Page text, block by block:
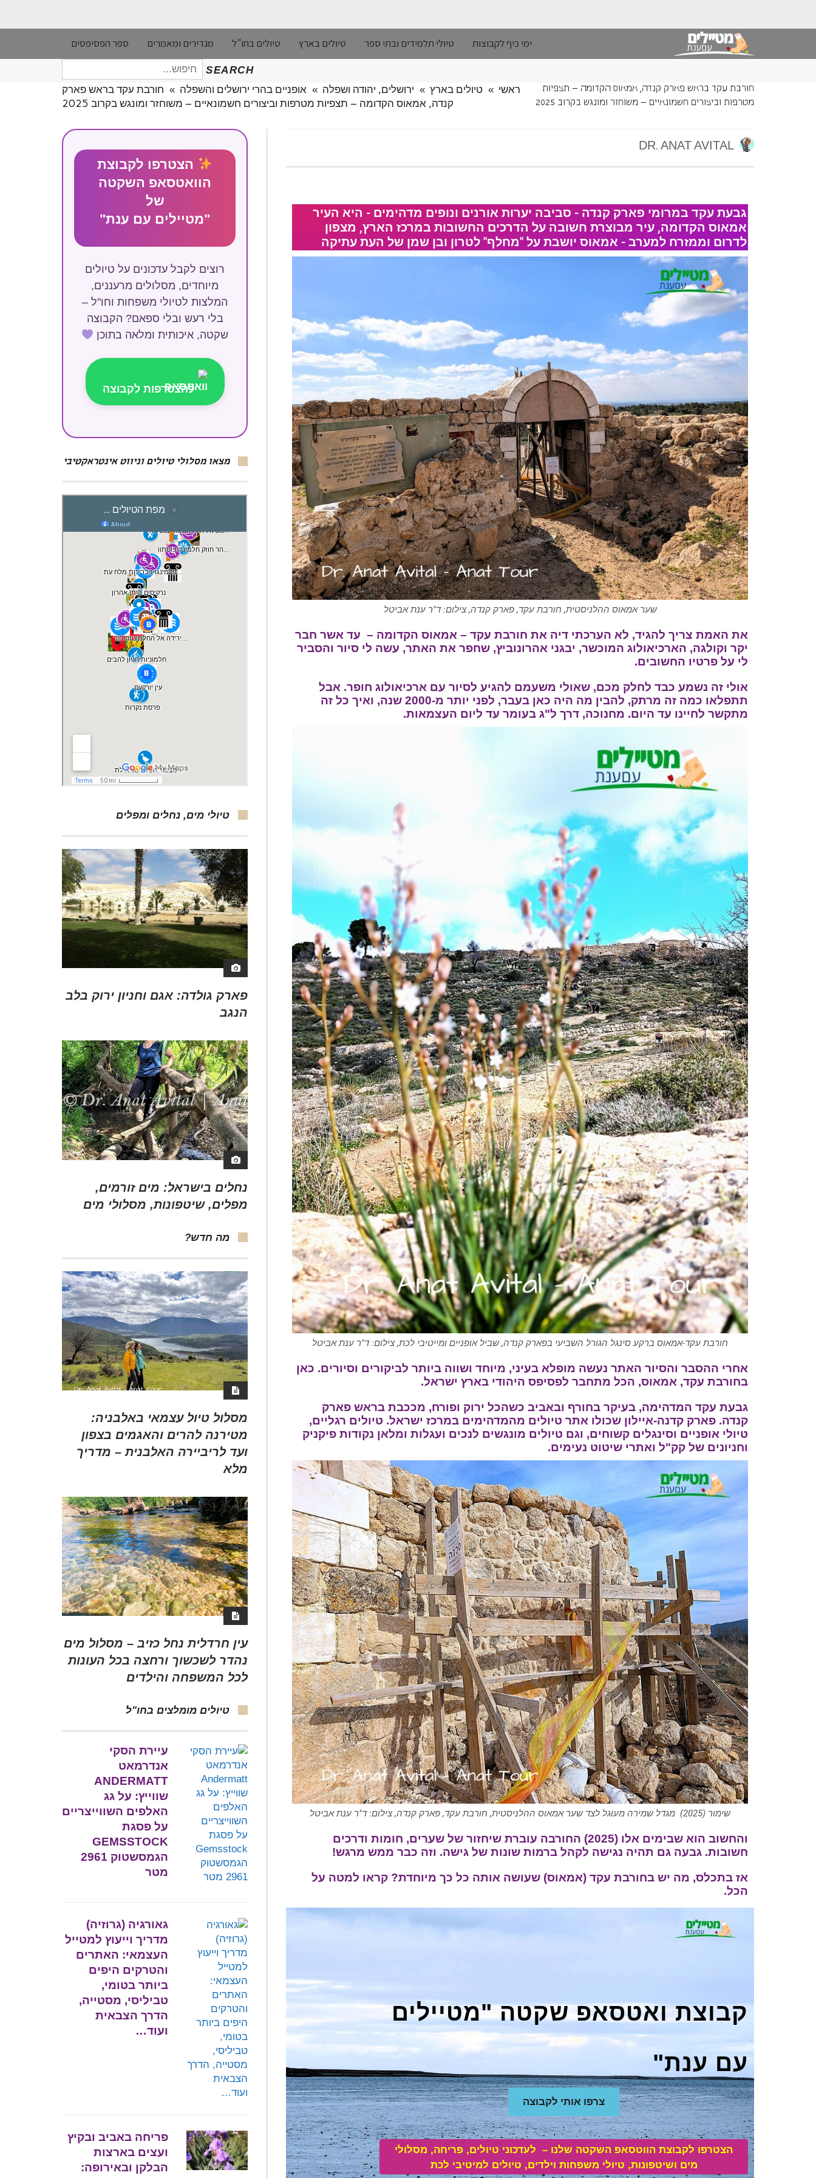
ימי כיף לקבוצות טיולי תלמידים ובתי ספר טיולים בארץ טיולים בחו"ל מגדירים ומאמרים ספר הפסיפסים
SEARCH
חיפוש
עבור:
חורבת עקד בראש פארק קנדה, אמאוס הקדומה – תצפיות
מטרפות וביצורים חשמונאיים – משוחזר ומונגש בקרוב 2025
ראשי » טיולים בארץ » ירושלים, יהודה ושפלה » אופניים בהרי ירושלים והשפלה » חורבת עקד בראש פארק
קנדה, אמאוס הקדומה – תצפיות מטרפות וביצורים חשמונאיים – משוחזר ומונגש בקרוב 2025
גבעת עקד במרומי פארק קנדה - סביבה יערות אורנים ונופים מדהימים - היא העיר
אמאוס הקדומה, עיר מבוצרת חשובה על הדרכים החשובות במרכז הארץ, מצפון
לדרום וממזרח למערב - אמאוס יושבת על "מחלף" לטרון ובן שמן של העת עתיקה
שער אמאוס ההלניסטית, חורבת עקד, פארק קנדה, צילום: ד"ר ענת אביטל
את האמת צריך להגיד, לא הערכתי דיה את חורבת עקד – אמאוס הקדומה – עד אשר חבר
יקר וקולגה, הארכיאולוג המוכשר, יבגני אהרונוביץ, שחפר את האתר, עשה לי סיור והסביר
לי על פרטיו החשובים.
אולי זה נשמע כבד לחלק מכם, שאולי משעמם להגיע לסיור עם ארכיאולוג חופר. אבל
תתפלאו כמה זה מרתק, להבין מה היה כאן בעבר, לפני יותר מ-2000 שנה, ואיך כל זה
מתקשר לחיינו עד היום. מחנוכה, דרך ל"ג בעומר עד ליום העצמאות.
חורבת עקד-אמאוס ברקע סינגל הגורל השביעי בפארק קנדה, שביל אופניים ומייטיבי לכת, צילום: ד"ר ענת אביטל
אחרי ההסבר והסיור האתר נעשה מופלא בעיני, מיוחד ושווה ביותר לביקורים וסיורים. כאן
בחורבת עקד, אמאוס, הכל מתחבר לפסיפס היהודי בארץ ישראל.
גבעת עקד המדהימה, בעיקר בחורף ובאביב כשהכל ירוק ופורח, מככבת בראש פארק
קנדה. פארק קדנה-איילון שכולו אתר טיולים מהמדהימים במרכז ישראל. טיולים רגליים,
טיולי אופניים וסינגלים קשוחים, וגם טיולים מונגשים לנכים ועגלות ומלאן נקודות פיקניק
וחניונים של קק"ל ואתרי שיטוט נעימים.
שימור (2025) מגדל שמירה מעוגל לצד שער אמאוס ההלניסטית, חורבת עקד, פארק קנדה, צילום: ד"ר ענת אביטל
והחשוב הוא שבימים אלו (2025) החורבה עוברת שיחזור של שערים, חומות ודרכים
חשובות. גבעה גם תהיה נגישה לקהל ברמות שונות של גישה. וזה כבר ממש מרגש!
אז בתכלס, מה יש בחורבת עקד (אמאוס) שעושה אותה כל כך מיוחדת? קראו למטה על
הכל.
קבוצת ואטסאפ שקטה "מטיילים
עם ענת"
צרפו אותי לקבוצה
הצטרפו לקבוצת הווטסאפ השקטה שלנו – לעדכוני טיולים, פריחה, מסלולי
מים ושיטפונות, טיולי משפחות וילדים, טיולים למיטיבי לכת
הצטרפו לקבוצת
הוואטסאפ השקטה
של
"מטיילים עם ענת"
רוצים לקבל עדכונים על טיולים
מיוחדים, מסלולים מרעננים,
המלצות לטיולי משפחות וחו"ל –
בלי רעש ובלי ספאם? הקבוצה
שקטה, איכותית ומלאה בתוכן
להצטרפות לקבוצה
מצאו מסלולי טיולים וניווט אינטראקטיבי
טיולי מים, נחלים ומפלים
פארק גולדה: אגם וחניון ירוק בלב
הנגב
נחלים בישראל: מים זורמים,
מפלים, שיטפונות, מסלולי מים
מה חדש?
מסלול טיול עצמאי באלבניה:
מטירנה להרים והאגמים בצפון
ועד לריביירה האלבנית – מדריך
מלא
עין חרדלית נחל כזיב – מסלול מים
נהדר לשכשוך ורחצה בכל העונות
לכל המשפחה והילדים
טיולים מומלצים בחו"ל
עיירת הסקי
אנדרמאט
ANDERMATT
שווייץ: על גג
האלפים השווייצריים
על פסגת
GEMSSTOCK
הגמסשטוק 2961
מטר
גאורגיה (גרוזיה)
מדריך וייעוץ למטייל
העצמאי: האתרים
והטרקים היפים
ביותר בטומי,
טביליסי, מסטייה,
הדרך הצבאית
ועוד…
פריחה באביב ובקיץ
ועצים בארצות
הבלקן ובאירופה: